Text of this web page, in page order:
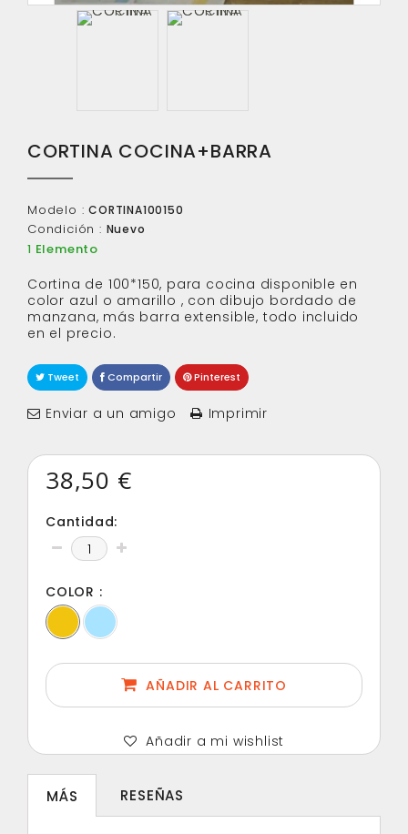
CORTINA COCINA+BARRA
Modelo : CORTINA100150
Condición : Nuevo
1 Elemento
Cortina de 100*150, para cocina disponible en
color azul o amarillo , con dibujo bordado de
manzana, más barra extensible, todo incluido
en el precio.
Tweet Compartir Pinterest
Enviar a un amigo Imprimir
38,50 €
Cantidad:
COLOR :
AÑADIR AL CARRITO
Añadir a mi wishlist
MÁS RESEÑAS